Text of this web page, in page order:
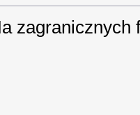
zagranicznych